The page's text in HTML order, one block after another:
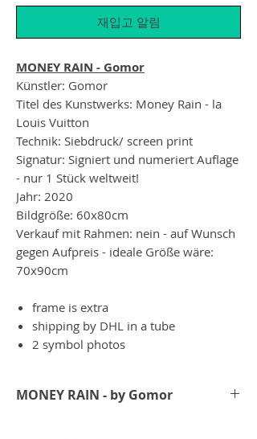
재입고 알림
MONEY RAIN - Gomor
Künstler: Gomor
Titel des Kunstwerks: Money Rain - la
Louis Vuitton
Technik: Siebdruck/ screen print
Signatur: Signiert und numeriert Auflage
- nur 1 Stück weltweit!
Jahr: 2020
Bildgröße: 60x80cm
Verkauf mit Rahmen: nein - auf Wunsch
gegen Aufpreis - ideale Größe wäre:
70x90cm
frame is extra
shipping by DHL in a tube
2 symbol photos
MONEY RAIN - by Gomor